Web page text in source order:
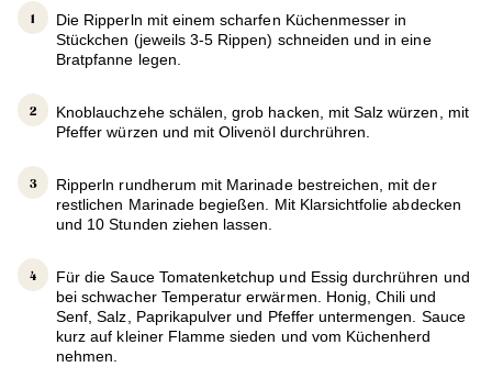
Die Ripperln mit einem scharfen Küchenmesser in
Stückchen (jeweils 3-5 Rippen) schneiden und in eine
Bratpfanne legen.
Knoblauchzehe schälen, grob hacken, mit Salz würzen, mit
Pfeffer würzen und mit Olivenöl durchrühren.
Ripperln rundherum mit Marinade bestreichen, mit der
restlichen Marinade begießen. Mit Klarsichtfolie abdecken
und 10 Stunden ziehen lassen.
Für die Sauce Tomatenketchup und Essig durchrühren und
bei schwacher Temperatur erwärmen. Honig, Chili und
Senf, Salz, Paprikapulver und Pfeffer untermengen. Sauce
kurz auf kleiner Flamme sieden und vom Küchenherd
nehmen.